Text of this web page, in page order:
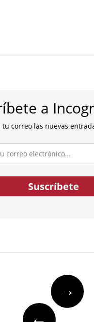
a
tu correo las nuevas
Suscríbete
→
←